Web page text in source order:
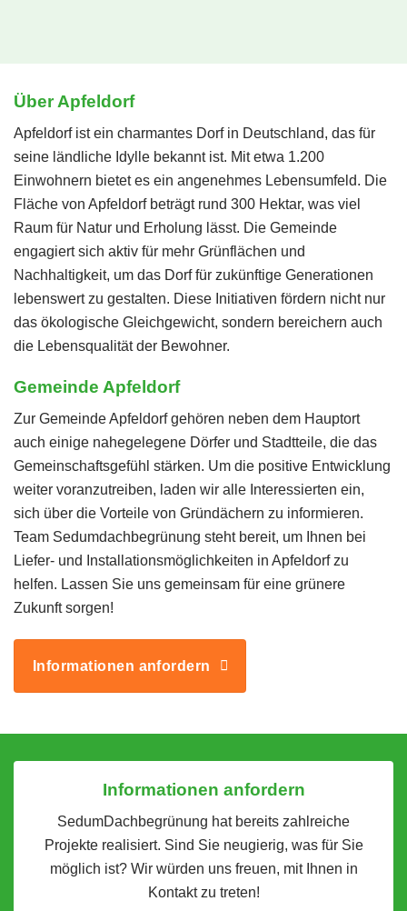
Über Apfeldorf
Apfeldorf ist ein charmantes Dorf in Deutschland, das für
seine ländliche Idylle bekannt ist. Mit etwa 1.200
Einwohnern bietet es ein angenehmes Lebensumfeld. Die
Fläche von Apfeldorf beträgt rund 300 Hektar, was viel
Raum für Natur und Erholung lässt. Die Gemeinde
engagiert sich aktiv für mehr Grünflächen und
Nachhaltigkeit, um das Dorf für zukünftige Generationen
lebenswert zu gestalten. Diese Initiativen fördern nicht nur
das ökologische Gleichgewicht, sondern bereichern auch
die Lebensqualität der Bewohner.
Gemeinde Apfeldorf
Zur Gemeinde Apfeldorf gehören neben dem Hauptort
auch einige nahegelegene Dörfer und Stadtteile, die das
Gemeinschaftsgefühl stärken. Um die positive Entwicklung
weiter voranzutreiben, laden wir alle Interessierten ein,
sich über die Vorteile von Gründächern zu informieren.
Team Sedumdachbegrünung steht bereit, um Ihnen bei
Liefer- und Installationsmöglichkeiten in Apfeldorf zu
helfen. Lassen Sie uns gemeinsam für eine grünere
Zukunft sorgen!
Informationen anfordern
Informationen anfordern
SedumDachbegrünung hat bereits zahlreiche
Projekte realisiert. Sind Sie neugierig, was für Sie
möglich ist? Wir würden uns freuen, mit Ihnen in
Kontakt zu treten!